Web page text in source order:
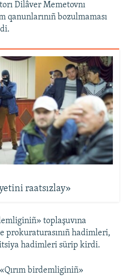
Dilâver Memetovnı
bozulmaması
raatsızlay»
toplaşuvına
prokuraturasınıñ hadimleri,
hadimleri sürip kirdi.
birdemliginiñ»